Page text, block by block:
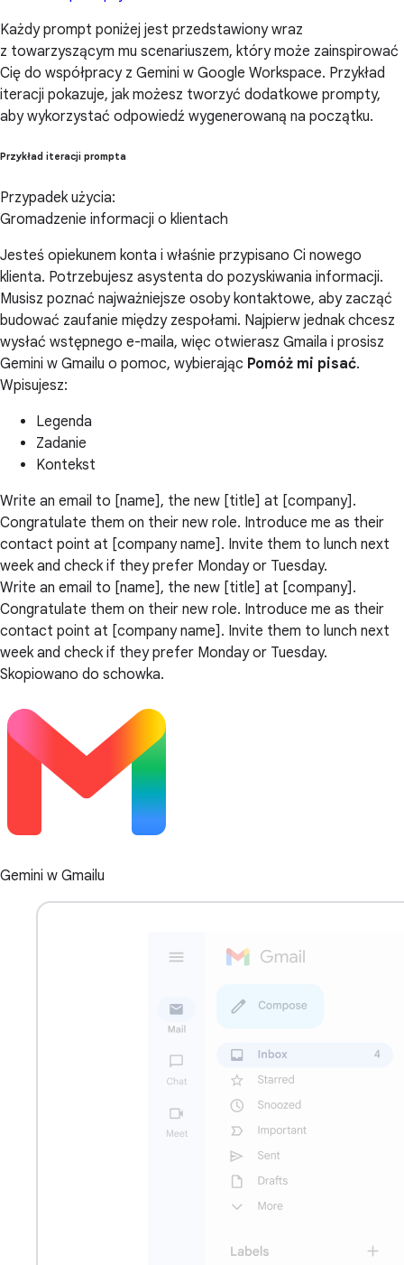
Każdy prompt poniżej jest przedstawiony wraz
z towarzyszącym mu scenariuszem, który może zainspirować
Cię do współpracy z Gemini w Google Workspace. Przykład
iteracji pokazuje, jak możesz tworzyć dodatkowe prompty,
aby wykorzystać odpowiedź wygenerowaną na początku.
Przykład iteracji prompta
Przypadek użycia:
Gromadzenie informacji o klientach
Jesteś opiekunem konta i właśnie przypisano Ci nowego
klienta. Potrzebujesz asystenta do pozyskiwania informacji.
Musisz poznać najważniejsze osoby kontaktowe, aby zacząć
budować zaufanie między zespołami. Najpierw jednak chcesz
wysłać wstępnego e-maila, więc otwierasz Gmaila i prosisz
Gemini w Gmailu o pomoc, wybierając Pomóż mi pisać.
Wpisujesz:
Legenda
Zadanie
Kontekst
Write an email to [name], the new [title] at [company].
Congratulate them on their new role. Introduce me as their
contact point at [company name]. Invite them to lunch next
week and check if they prefer Monday or Tuesday.
Write an email to [name], the new [title] at [company].
Congratulate them on their new role. Introduce me as their
contact point at [company name]. Invite them to lunch next
week and check if they prefer Monday or Tuesday.
Skopiowano do schowka.
Gemini w Gmailu